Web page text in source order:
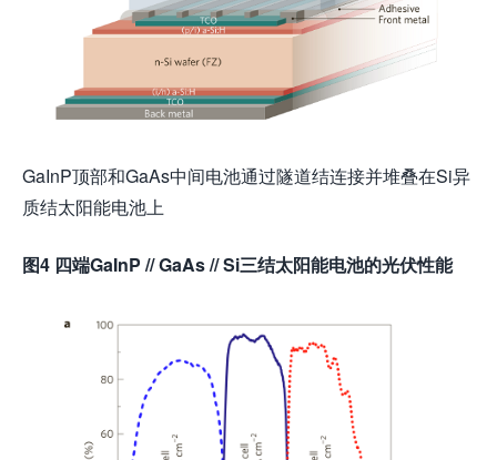
GaInP顶部和GaAs中间电池通过隧道结连接并堆叠在Si异
质结太阳能电池上
图4 四端GaInP // GaAs // Si三结太阳能电池的光伏性能